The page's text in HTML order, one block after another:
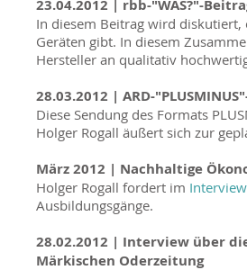
23.04.2012 | rbb-"WAS?"-
In diesem Beitrag wird
Geräten gibt. In diesem
Hersteller an qualitativ
28.03.2012 | ARD-
Diese Sendung des Formats
Holger Rogall äußert sich zur
März 2012 | Nachhaltige
Holger Rogall fordert im Interview
Ausbildungsgänge.
28.02.2012 | Interview über
Märkischen Oderzeitung